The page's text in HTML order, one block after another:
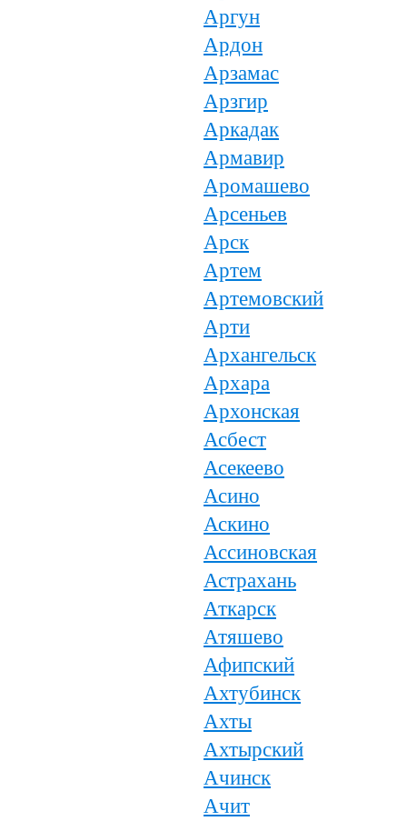
Аргун
Ардон
Арзамас
Арзгир
Аркадак
Армавир
Аромашево
Арсеньев
Арск
Артем
Артемовский
Арти
Архангельск
Архара
Архонская
Асбест
Асекеево
Асино
Аскино
Ассиновская
Астрахань
Аткарск
Атяшево
Афипский
Ахтубинск
Ахты
Ахтырский
Ачинск
Ачит